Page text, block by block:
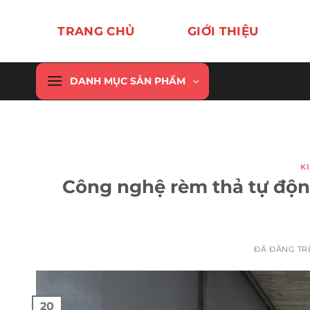
dung
TRANG CHỦ GIỚI THIỆU
DANH MỤC SẢN PHẨM
Công nghệ rèm thả tự
ĐÃ ĐĂNG
20